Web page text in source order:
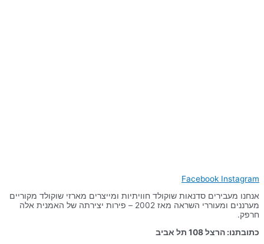
Facebook Instagram
אנחנו מעבירים סדנאות שוקולד חוויתיות ומייצרים מארזי שוקולד מקוריים
מערננים ומעוררי השראה מאז 2002 – פירות יצירתה של האמנית אלה
חרפק.
כתובתנו: הרצל 108 תל אביב